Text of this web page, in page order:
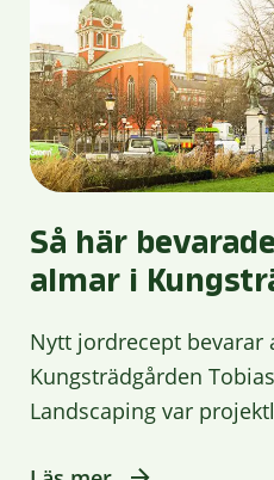
Så här
almar i
Nytt jordrecept bevarar
Kungsträdgården
Landscaping var